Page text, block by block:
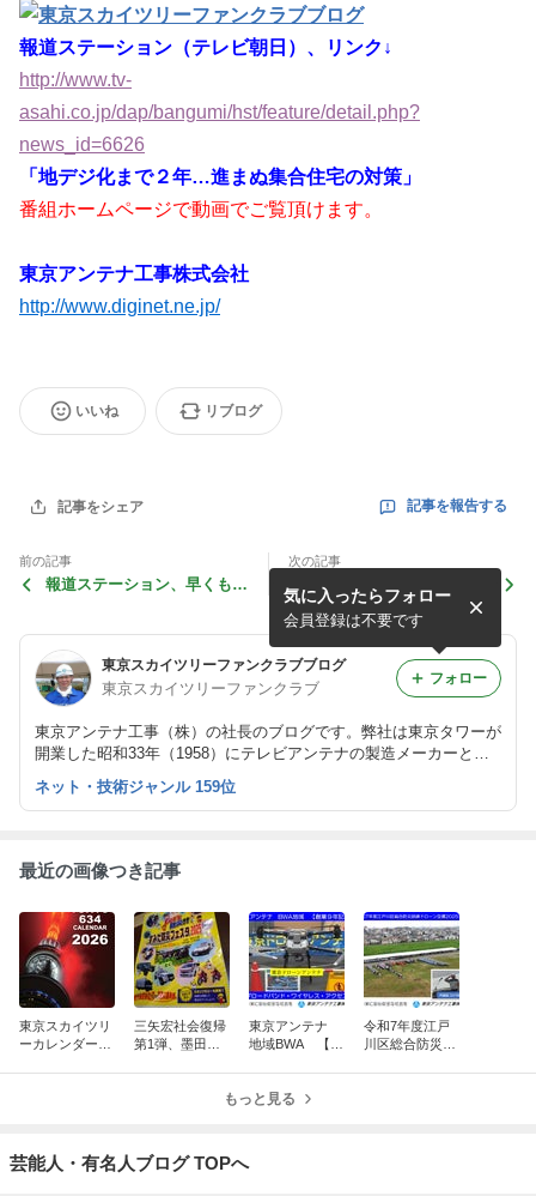
報道ステーション（テレビ朝日）、リンク↓
http://www.tv-
asahi.co.jp/dap/bangumi/hst/feature/detail.php?
news_id=6626
「地デジ化まで２年…進まぬ集合住宅の対策」
番組ホームページで動画でご覧頂けます。
東京アンテナ工事株式会社
http://www.diginet.ne.jp/
いいね リブログ
記事をシェア 記事を報告する
前の記事
報道ステーション、早くも動
次の記事
雨の柳島橋とスカイツリーが
撮りたくて．．．
東京スカイツリーファンクラブブログ
東京スカイツリーファンクラブ
東京アンテナ工事（株）の社長のブログです。弊社は東京タワーが
開業した昭和33年（1958）にテレビアンテナの製造メーカーとし
て創業しました。
気に入ったらフォロー
会員登録は不要です
フォロー
ネット・技術ジャンル 159位
最近の画像つき記事
東京スカイツリ
ーカレンダー10
三矢宏社会復帰
第1弾、墨田区
東京アンテナ
地域BWA 【創
ド・ワイヤレ
令和7年度江戸
川区総合防災訓
もっと見る
芸能人・有名人ブログ TOPへ